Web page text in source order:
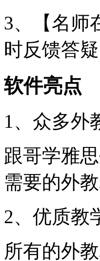
3、【名师
时反馈答疑
软件亮点
1、众多外
跟哥学雅
需要的外
2、优质教
所有的外